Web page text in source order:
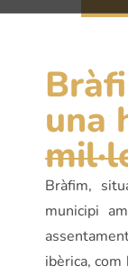
una
Bràfim,
municipi
ibèrica,